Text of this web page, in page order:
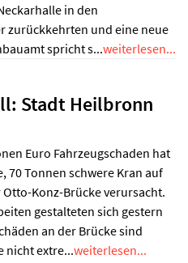
in den
zurückkehrten und eine neue
spricht s...weiterlesen...
Stadt Heilbronn
Euro Fahrzeugschaden hat
70 Tonnen schwere Kran auf
Konz-Brücke verursacht.
gestalteten sich gestern
an der Brücke sind
nicht extre...weiterlesen...